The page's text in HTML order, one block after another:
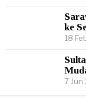
ke
18
7 Jun